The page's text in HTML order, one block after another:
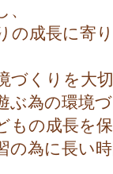
、
の成長に寄
づくりを大
ぶ為の環境
もの成長を
の為に長い